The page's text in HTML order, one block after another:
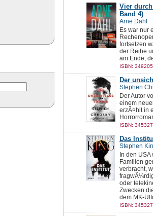
Vier
Band 4)
Arne Dahl
Es war nur
fortsetzen
der Reihe
am Ende,
ISBN:
Der
Stephen
Der Autor
einem
erzÃ¤hlt in
ISBN:
Das
Stephen
In den
Familien
verbracht,
oder
Zwecken
dem MK-
ISBN: